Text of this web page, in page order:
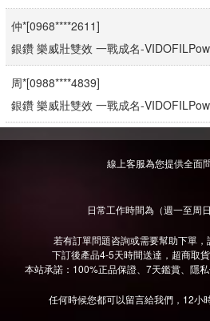
仲*[0968****2611]
銀鑽 樂威壯雙效 一戰成名-
周*[0988****4839]
銀鑽 樂威壯雙效 一戰成名-
張*[0968****6107]
銀鑽 樂威壯雙效 一戰成名-
銀鑽 樂威壯雙效 一戰成名-
陳*[0918****3350]
銀鑽 樂威壯雙效 一戰成名-
謝*[0960****3596]
線上客服為您提供全面
日常工作時間為（週一至周
若有訂單問題咨詢或需要幫助下單
下訂後產品4-5天時間送達，超商取貨
本站承諾：100%正品保證、7天鑑賞、隱私
任何時候您都可以留言給我們，12小